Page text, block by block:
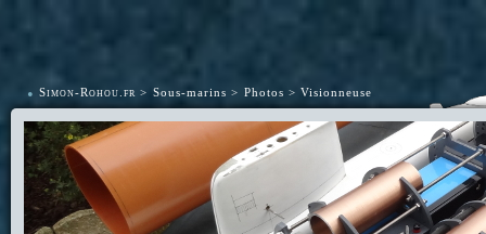
• Simon-Rohou.fr Sous-marins Photos Visionneuse